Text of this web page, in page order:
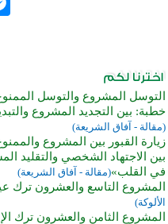
التوسل المشروع والتوسل
خطبة: بين التجديد المشروع
(مقالة - آفاق الشريعة)
زيارة القبور بين المشروع
بين الاجتهاد الشخصي والتقليد
في القلب»(مقالة - آفاق الشريعة)
المشروع التاسع والعشرون ترك
الألوكة)
المشروع الثامن والعشرون ترك